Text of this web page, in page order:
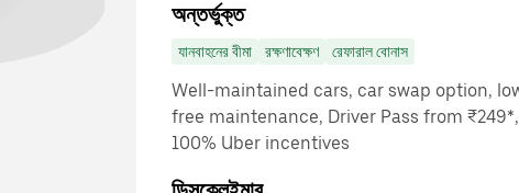
অন্তর্ভুক্ত
যানবাহনের বীমা রক্ষণাবেক্ষণ রেফারাল বোনাস
Well-maintained cars, car swap option,
free maintenance, Driver Pass from
100% Uber incentives